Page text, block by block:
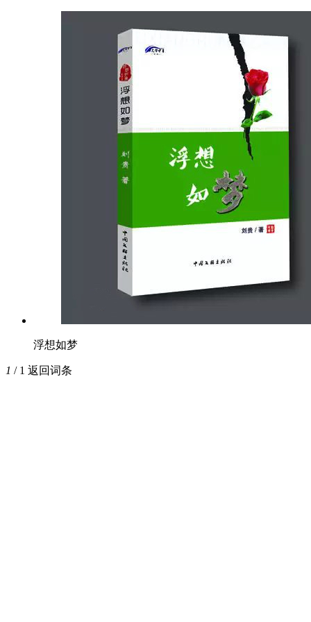
浮想如梦
1 / 1 返回词条